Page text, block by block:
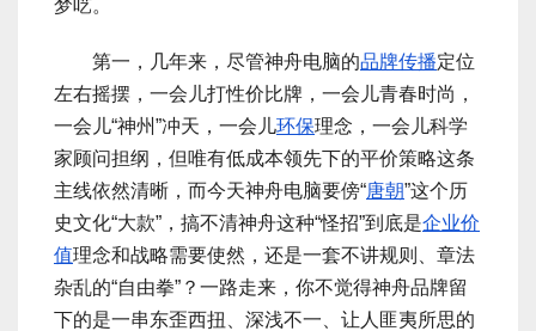
梦呓。
第一，几年来，尽管神舟电脑的品牌传播定位
左右摇摆，一会儿打性价比牌，一会儿青春时尚，
一会儿“神州”冲天，一会儿环保理念，一会儿科学
家顾问担纲，但唯有低成本领先下的平价策略这条
主线依然清晰，而今天神舟电脑要傍“唐朝”这个历
史文化“大款”，搞不清神舟这种“怪招”到底是企业价
值理念和战略需要使然，还是一套不讲规则、章法
杂乱的“自由拳”？一路走来，你不觉得神舟品牌留
下的是一串东歪西扭、深浅不一、让人匪夷所思的